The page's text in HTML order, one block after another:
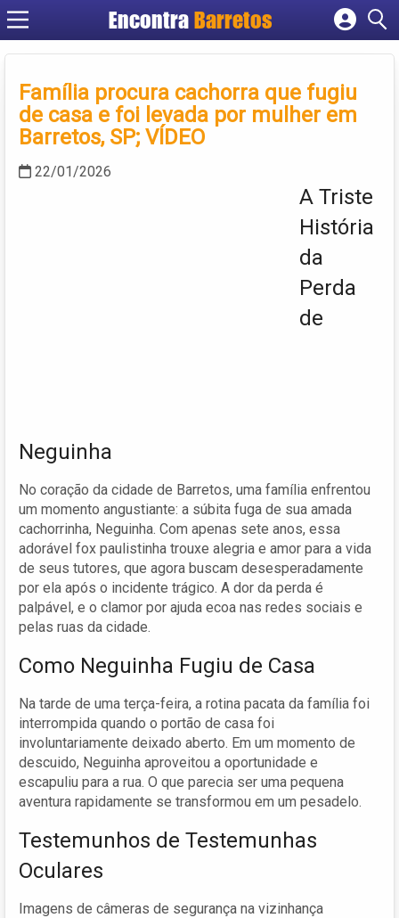
Encontra Barretos
Cadastrar empresa
Criar conta
Família procura cachorra que fugiu
de casa e foi levada por mulher em
Barretos, SP; VÍDEO
22/01/2026
A Triste
História
da
Perda
de
Neguinha
No coração da cidade de Barretos, uma família enfrentou
um momento angustiante: a súbita fuga de sua amada
cachorrinha, Neguinha. Com apenas sete anos, essa
adorável fox paulistinha trouxe alegria e amor para a vida
de seus tutores, que agora buscam desesperadamente
por ela após o incidente trágico. A dor da perda é
palpável, e o clamor por ajuda ecoa nas redes sociais e
pelas ruas da cidade.
Como Neguinha Fugiu de Casa
Na tarde de uma terça-feira, a rotina pacata da família foi
interrompida quando o portão de casa foi
involuntariamente deixado aberto. Em um momento de
descuido, Neguinha aproveitou a oportunidade e
escapuliu para a rua. O que parecia ser uma pequena
aventura rapidamente se transformou em um pesadelo.
Testemunhos de Testemunhas
Oculares
Imagens de câmeras de segurança na vizinhança